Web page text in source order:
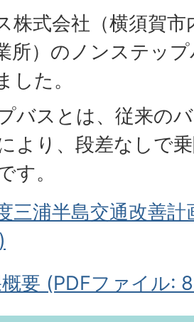
株式会社（横須賀
所）のノンステッ
した。
バスとは、従来の
より、段差なしで
す。
三浦半島交通改善
要 (PDFファイル: